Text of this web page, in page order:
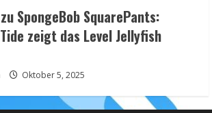
SpongeBob SquarePants:
zeigt das Level Jellyfish
Oktober 5, 2025